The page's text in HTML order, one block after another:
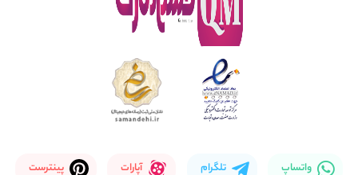
واتساپ تلگرام آپارات پینترست